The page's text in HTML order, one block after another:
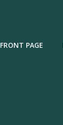
FRONT PAGE